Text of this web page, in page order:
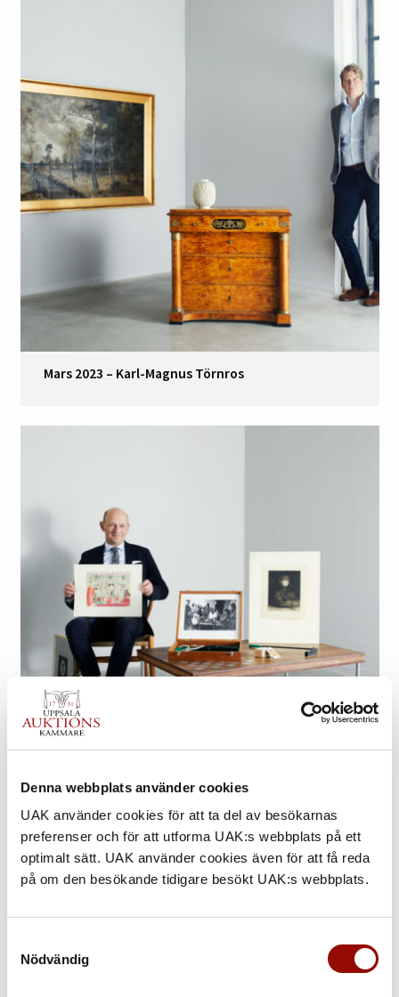
Denna webbplats använder cookies
UAK använder cookies för att ta del av besökarnas
preferenser och för att utforma UAK:s webbplats på ett
optimalt sätt. UAK använder cookies även för att få reda
på om den besökande tidigare besökt UAK:s webbplats.
Nödvändig
Mars 2023 – Karl-Magnus Törnros
Mars 2023 – Fredrik Fellbom